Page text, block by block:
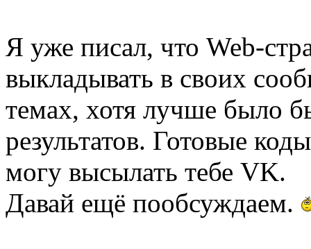
Я уже писал, что Web-
выкладывать в своих
темах, хотя лучше было
результатов. Готовые
могу высылать тебе VK.
Давай ещё пообсуждаем.